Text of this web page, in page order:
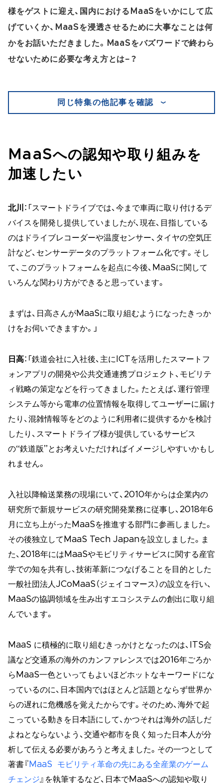
様をゲストに迎え、国内におけるMaaSをいかにして広
げていくか、MaaSを浸透させるために大事なことは何
かをお話いただきました。MaaSをバズワードで終わら
せないために必要な考え方とは−？
同じ特集の他記事を確認
MaaSへの認知や取り組みを
加速したい
北川
：「スマートドライブでは、今まで車両に取り付けるデ
バイスを開発し提供していましたが、現在、目指している
のはドライブレコーダーや温度センサー、タイヤの空気圧
計など、センサーデータのプラットフォーム化です。そし
て、このプラットフォームを起点に今後、MaaSに関して
いろんな関わり方ができると思っています。
まずは、日高さんがMaaSに取り組むようになったきっか
けをお伺いできますか。」
日高：「鉄道会社に入社後、主にICTを活用したスマートフ
ォンアプリの開発や公共交通連携プロジェクト、モビリテ
ィ戦略の策定などを行ってきました。たとえば、運行管理
システム等から電車の位置情報を取得してユーザーに届け
たり、混雑情報等をどのように利用者に提供するかを検討
したり、スマートドライブ様が提供しているサービス
の“鉄道版”とお考えいただければイメージしやすいかもし
れません。
入社以降輸送業務の現場にいて、2010年からは企業内の
研究所で新規サービスの研究開発業務に従事し、2018年6
月に立ち上がったMaaSを推進する部門に参画しました。
その後独立してMaaS Tech Japanを設立しました。ま
た、2018年にはMaaSやモビリティサービスに関する産官
学での知を共有し、技術革新につなげることを目的とした
一般社団法人JCoMaaS（ジェイコマース）の設立を行い、
MaaSの協調領域を生み出すエコシステムの創出に取り組
んでいます。
MaaS に積極的に取り組むきっかけとなったのは、ITS会
議など交通系の海外のカンファレンスでは2016年ごろか
らMaaS一色といってもよいほどホットなキーワードにな
っているのに、日本国内ではほとんど話題とならず世界か
らの遅れに危機感を覚えたからです。そのため、海外で起
こっている動きを日本語にして、かつそれは海外の話しだ
よねとならないよう、交通や都市を良く知った日本人が分
析して伝える必要があろうと考えました。その一つとして
著書『 MaaS モビリティ革命の先にある全産業のゲーム
チェンジ 』を執筆するなど、日本でMaaSへの認知や取り